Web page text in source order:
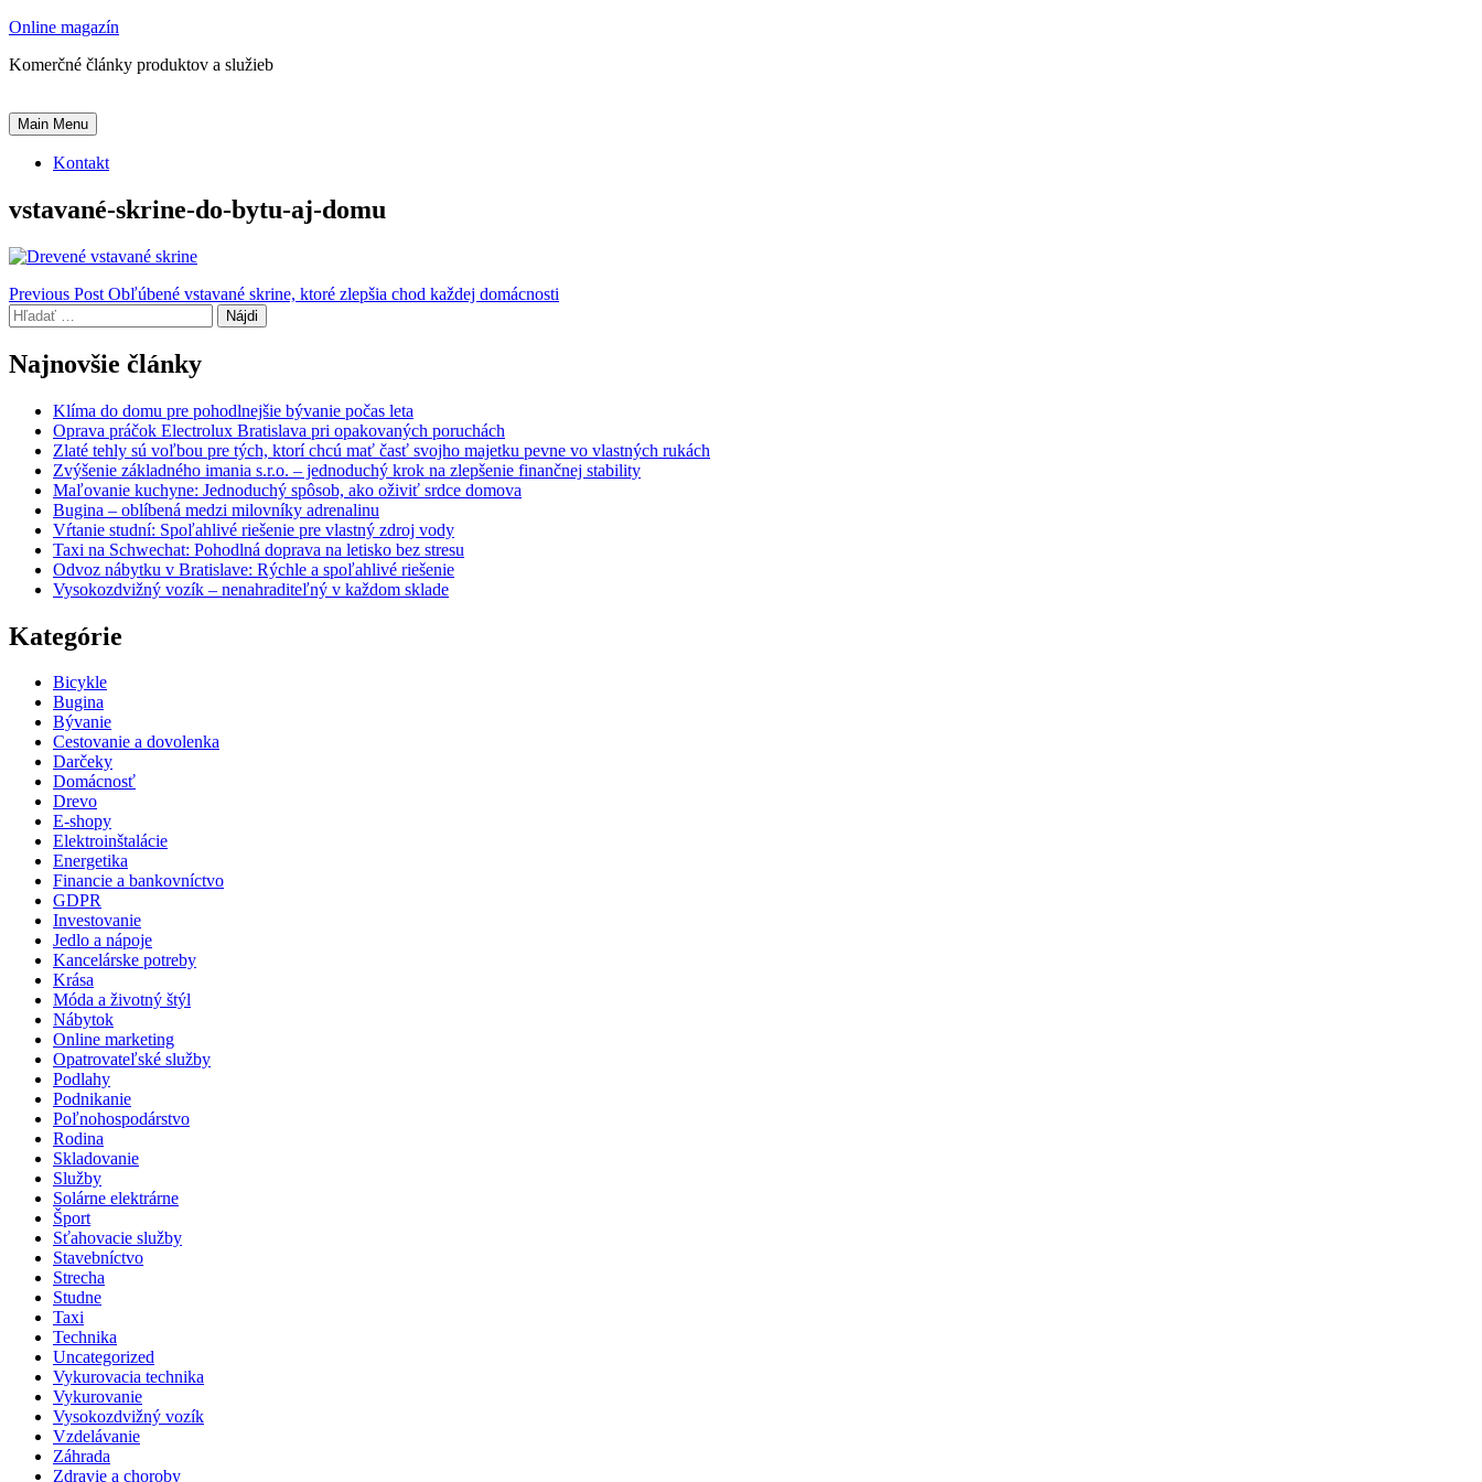
Skip
content
Online magazín
Komerčné články produktov a služieb
Main Menu
Kontakt
vstavané-skrine-do-bytu-aj-domu
Navigácia
v
článku
Previous Post Obľúbené vstavané skrine, ktoré zlepšia chod každej domácnosti
Hľadať:
Najnovšie články
Klíma do domu pre pohodlnejšie bývanie počas leta
Oprava práčok Electrolux Bratislava pri opakovaných poruchách
Zlaté tehly sú voľbou pre tých, ktorí chcú mať časť svojho majetku pevne vo vlastných rukách
Zvýšenie základného imania s.r.o. – jednoduchý krok na zlepšenie finančnej stability
Maľovanie kuchyne: Jednoduchý spôsob, ako oživiť srdce domova
Bugina – oblíbená medzi milovníky adrenalinu
Vŕtanie studní: Spoľahlivé riešenie pre vlastný zdroj vody
Taxi na Schwechat: Pohodlná doprava na letisko bez stresu
Odvoz nábytku v Bratislave: Rýchle a spoľahlivé riešenie
Vysokozdvižný vozík – nenahraditeľný v každom sklade
Kategórie
Bicykle
Bugina
Bývanie
Cestovanie a dovolenka
Darčeky
Domácnosť
Drevo
E-shopy
Elektroinštalácie
Energetika
Financie a bankovníctvo
GDPR
Investovanie
Jedlo a nápoje
Kancelárske potreby
Krása
Móda a životný štýl
Nábytok
Online marketing
Opatrovateľské služby
Podlahy
Podnikanie
Poľnohospodárstvo
Rodina
Skladovanie
Služby
Solárne elektrárne
Šport
Sťahovacie služby
Stavebníctvo
Strecha
Studne
Taxi
Technika
Uncategorized
Vykurovacia technika
Vykurovanie
Vysokozdvižný vozík
Vzdelávanie
Záhrada
Zdravie a choroby